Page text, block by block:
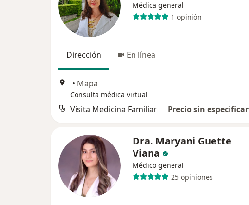
Médica general
1 opinión
Dirección En línea
• Mapa
Consulta médica virtual
Visita Medicina Familiar Precio sin especificar
Dra. Maryani Guette
Viana
Médico general
25 opiniones